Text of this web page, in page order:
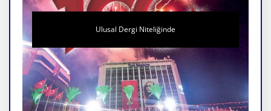
Ulusal Dergi Niteliğinde